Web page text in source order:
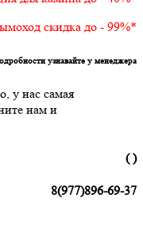
скидка до - 99%*
узнавайте у менеджера
у нас самая
нам и
( )
8(977)896-69-37